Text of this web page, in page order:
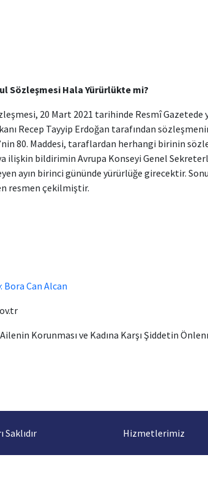
Sözleşmesi Hala Yürürlükte mi?
20 Mart 2021 tarihinde Resmî Gazetede
Recep Tayyip Erdoğan tarafından
80. Maddesi, taraflardan herhangi birinin
ilişkin bildirimin Avrupa Konseyi Genel
ayın birinci gününde yürürlüğe girecektir.
resmen çekilmiştir.
: Bora Can Alcan
Ailenin Korunması ve Kadına Karşı Şiddetin
Hizmetlerimiz